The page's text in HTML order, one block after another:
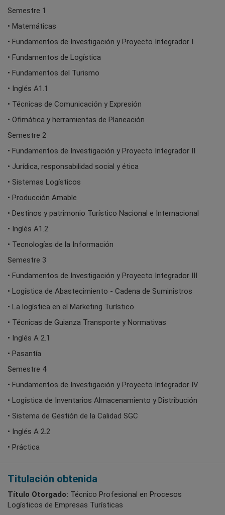
Semestre 1
• Matemáticas
• Fundamentos de Investigación y Proyecto Integrador I
• Fundamentos de Logística
• Fundamentos del Turismo
• Inglés A1.1
• Técnicas de Comunicación y Expresión
• Ofimática y herramientas de Planeación
Semestre 2
• Fundamentos de Investigación y Proyecto Integrador II
• Jurídica, responsabilidad social y ética
• Sistemas Logísticos
• Producción Amable
• Destinos y patrimonio Turístico Nacional e Internacional
• Inglés A1.2
• Tecnologías de la Información
Semestre 3
• Fundamentos de Investigación y Proyecto Integrador III
• Logística de Abastecimiento - Cadena de Suministros
• La logística en el Marketing Turístico
• Técnicas de Guianza Transporte y Normativas
• Inglés A 2.1
• Pasantía
Semestre 4
• Fundamentos de Investigación y Proyecto Integrador IV
• Logística de Inventarios Almacenamiento y Distribución
• Sistema de Gestión de la Calidad SGC
• Inglés A 2.2
• Práctica
Titulación obtenida
Título Otorgado: Técnico Profesional en Procesos
Logísticos de Empresas Turísticas